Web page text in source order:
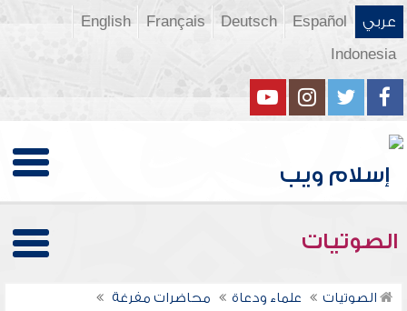
عربي Español
Deutsch
Français
English
Indonesia
الصوتيات
الصوتيات علماء ودعاة
محاضرات مفرغة